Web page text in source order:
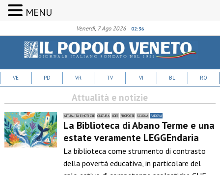
Venerdì, 7 Ago 2026 02:36
VE PD VR TV VI BL RO
Attualità e notizie
ATTUALITÀ E NOTIZIE CULTURA IDEE PROPOSTE SCUOLA PADOVA
La Biblioteca di Abano Terme e una
estate veramente LEGGEndaria
La biblioteca come strumento di contrasto
della povertà educativa, in particolare del
MENU